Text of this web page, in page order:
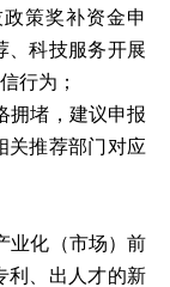
策奖补资金申
、科技服务开展
行为；
拥堵，建议申报
关推荐部门对应
业化（市场）前
利、出人才的新